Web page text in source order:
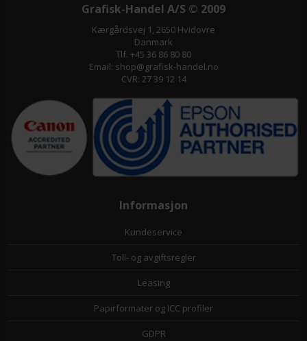
Grafisk-Handel A/S © 2009
Kærgårdsvej 1, 2650 Hvidovre
Danmark
Tlf. +45 36 86 80 80
Email: shop@grafisk-handel.no
CVR: 27 39 12 14
Informasjon
Kundeservice
Toll- og avgiftsregler
Leasing
Papirformater og ICC profiler
GDPR